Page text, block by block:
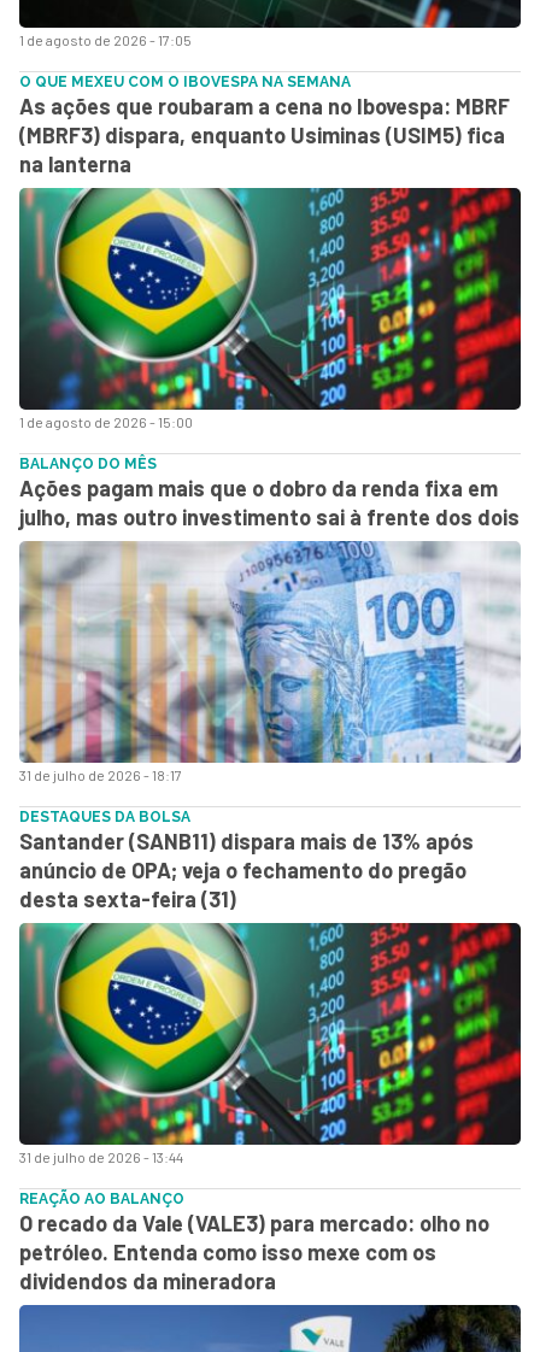
1 de agosto de 2026 - 17:05
1 de agosto de 2026 - 15:00
O QUE MEXEU COM O IBOVESPA NA SEMANA
As ações que roubaram a cena no Ibovespa: MBRF
(MBRF3) dispara, enquanto Usiminas (USIM5) fica
na lanterna
31 de julho de 2026 - 18:17
BALANÇO DO MÊS
Ações pagam mais que o dobro da renda fixa em
julho, mas outro investimento sai à frente dos dois
31 de julho de 2026 - 13:44
DESTAQUES DA BOLSA
Santander (SANB11) dispara mais de 13% após
anúncio de OPA; veja o fechamento do pregão
desta sexta-feira (31)
REAÇÃO AO BALANÇO
O recado da Vale (VALE3) para mercado: olho no
petróleo. Entenda como isso mexe com os
dividendos da mineradora